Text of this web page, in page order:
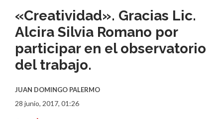
«Creatividad». Gracias Lic.
Alcira Silvia Romano por
participar en el observatorio
del trabajo.
JUAN DOMINGO PALERMO
28 junio, 2017, 01:26